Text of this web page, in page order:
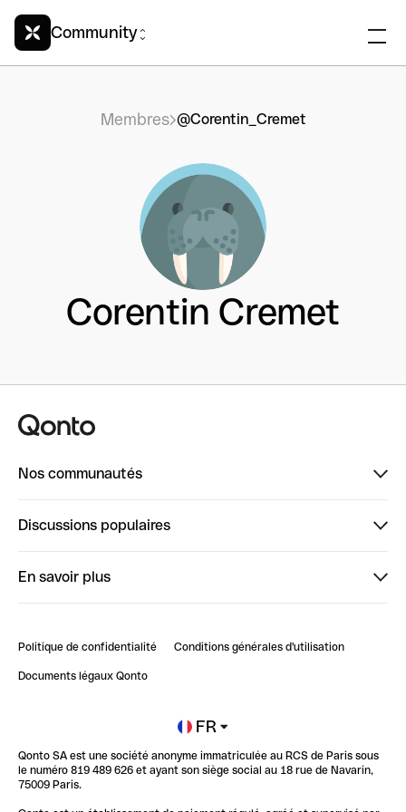
Community
Membres @Corentin_Cremet
Corentin Cremet
Nos communautés
ClubQonto
Discussions populaires
Impact de l'IA sur les carrières/productivité
En savoir plus
Blog
Newsroom
Glossaire finance
Politique de confidentialité Conditions générales d'utilisation
Documents légaux Qonto
FR
Qonto SA est une société anonyme immatriculée au RCS de Paris sous
le numéro 819 489 626 et ayant son siège social au 18 rue de Navarin,
75009 Paris.